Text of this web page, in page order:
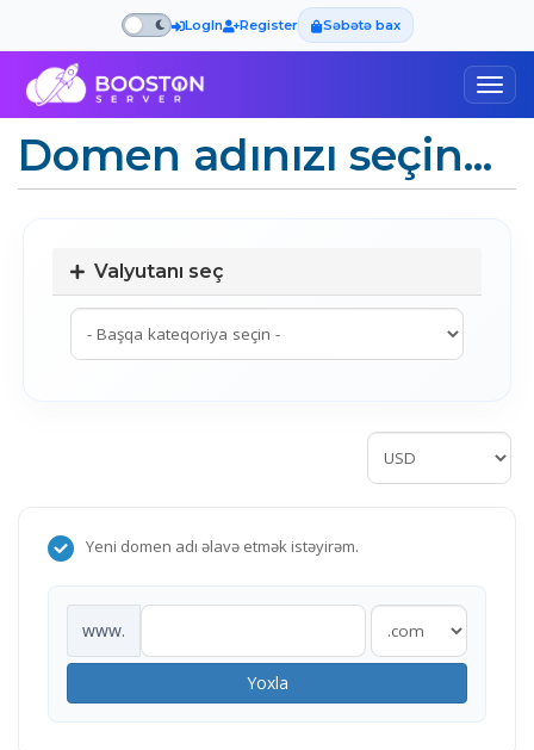
LogIn Register Səbətə bax
Domen adınızı seçin...
Valyutanı seç
Yeni domen adı əlavə etmək istəyirəm.
www.
Yoxla